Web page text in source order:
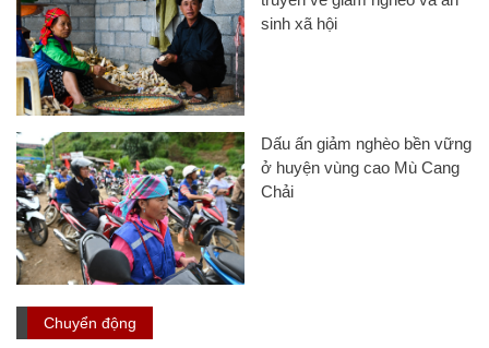
sinh xã hội
Dấu ấn giảm nghèo bền vững
ở huyện vùng cao Mù Cang
Chải
Chuyển động